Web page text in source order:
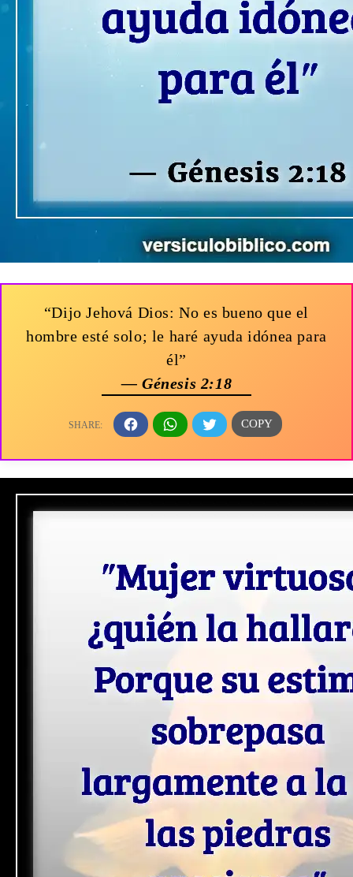
“Dijo Jehová Dios: No es bueno que el
hombre esté solo; le haré ayuda idónea para
él”
— Génesis 2:18